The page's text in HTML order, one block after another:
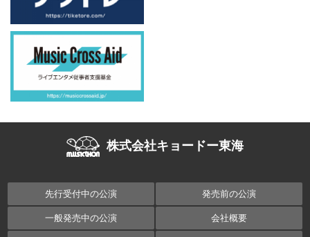
株式会社キョードー東海
先行受付中の公演 発売前の公演
一般発売中の公演 会社概要